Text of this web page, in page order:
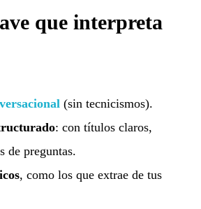
que interpreta
(sin tecnicismos).
: con títulos claros,
de preguntas.
, como los que extrae de tus